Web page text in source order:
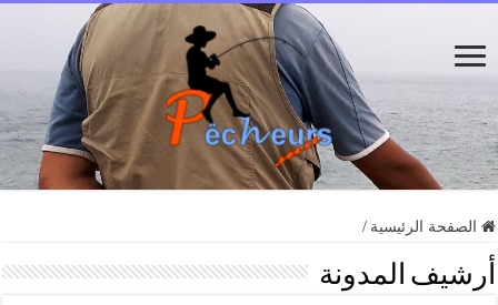
الصفحة الرئيسية /
أرشيف المدونة